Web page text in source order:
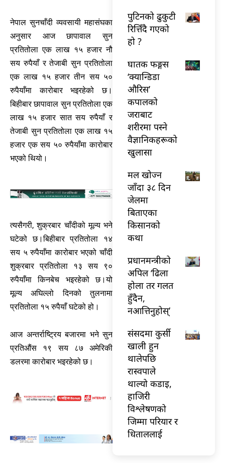
नेपाल सुनचाँदी व्यवसायी महासंघका
अनुसार आज छापावाल सुन
प्रतितोला एक लाख १५ हजार नौ
सय रुपैयाँ र तेजाबी सुन प्रतितोला
एक लाख १५ हजार तीन सय ५०
रुपैयाँमा कारोबार भइरहेको छ।
बिहीबार छापावाल सुन प्रतितोला एक
लाख १५ हजार सात सय रुपैयाँ र
तेजाबी सुन प्रतितोला एक लाख १५
हजार एक सय ५० रुपैयाँमा कारोबार
भएको थियो।
त्यसैगरी, शुक्रबार चाँदीको मूल्य भने
घटेको छ।बिहीबार प्रतितोला १४
सय ५ रुपैयाँमा कारोबार भएको चाँदी
शुक्रबार प्रतितोला १३ सय ९०
रुपैयाँमा किनबेच भइरहेको छ।यो
मूल्य अघिल्लो दिनको तुलनामा
प्रतितोला १५ रुपैयाँ घटेको हो।
आज अन्तर्राष्ट्रिय बजारमा भने सुन
प्रतिऔंस १९ सय ८७ अमेरिकी
डलरमा कारोबार भइरहेको छ।
पुटिनको ढुकुटी
रित्तिँदै गएको
हो ?
घातक फङ्गस
‘क्यान्डिडा
औरिस’
कपालको
जराबाट
शरीरमा पस्ने
वैज्ञानिकहरूको
खुलासा
मल खोज्न
जाँदा ३८ दिन
जेलमा
बिताएका
किसानको
कथा
प्रधानमन्त्रीको
अपिल ‘ढिला
होला तर गलत
हुँदैन,
नआत्तिनुहोस्’
संसदमा कुर्सी
खाली हुन
थालेपछि
रास्वपाले
थाल्यो कडाइ,
हाजिरी
विश्लेषणको
जिम्मा परियार र
धिताललाई